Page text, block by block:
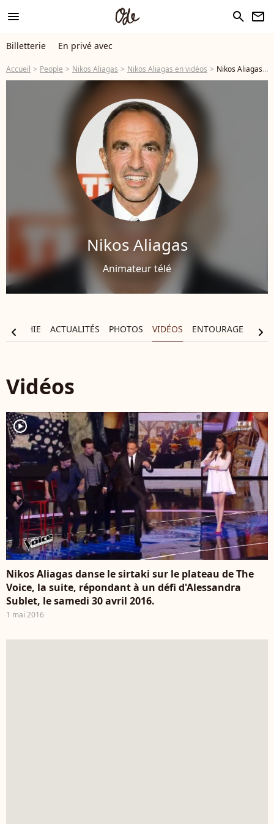
menu search newsletter
Billetterie En privé avec
Accueil People Nikos Aliagas Nikos Aliagas en vidéos Nikos Aliagas en vidéos - Page 4
Nikos Aliagas
Animateur télé
ACTUALITÉS PHOTOS VIDÉOS ENTOURAGE
chevron_left chevron_right
Vidéos
player2
Nikos Aliagas danse le sirtaki sur le plateau de The
Voice, la suite, répondant à un défi d'Alessandra
Sublet, le samedi 30 avril 2016.
1 mai 2016